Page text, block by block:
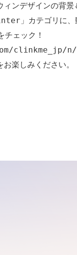
ンデザインの背景
」カテゴリに
clinkme_jp/n/
楽しみください。